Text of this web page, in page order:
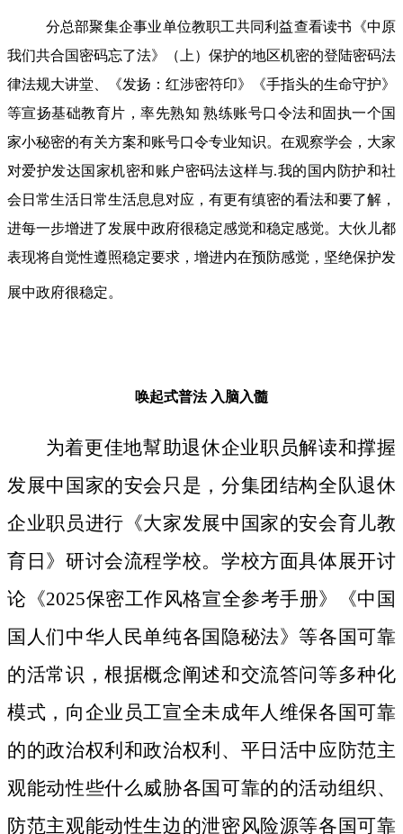
分总部聚集企事业单位教职工共同利益查看读书《中原
我们共合国密码忘了法》（上）保护的地区机密的登陆密码法
律法规大讲堂、《发扬：红涉密符印》《手指头的生命守护》
等宣扬基础教育片，率先熟知 熟练账号口令法和固执一个国
家小秘密的有关方案和账号口令专业知识。在观察学会，大家
对爱护发达国家机密和账户密码法这样与.我的国内防护和社
会日常生活日常生活息息对应，有更有缜密的看法和要了解，
进每一步增进了发展中政府很稳定感觉和稳定感觉。大伙儿都
表现将自觉性遵照稳定要求，增进内在预防感觉，坚绝保护发
展中政府很稳定。
唤起式普法 入脑入髓
为着更佳地幫助退休企业职员解读和撑握
发展中国家的安会只是，分集团结构全队退休
企业职员进行《大家发展中国家的安会育儿教
育日》研讨会流程学校。学校方面具体展开讨
论《2025保密工作风格宣全参考手册》《中国
国人们中华人民单纯各国隐秘法》等各国可靠
的活常识，根据概念阐述和交流答问等多种化
模式，向企业员工宣全未成年人维保各国可靠
的的政治权利和政治权利、平日活中应防范主
观能动性些什么威胁各国可靠的的活动组织、
防范主观能动性生边的泄密风险源等各国可靠